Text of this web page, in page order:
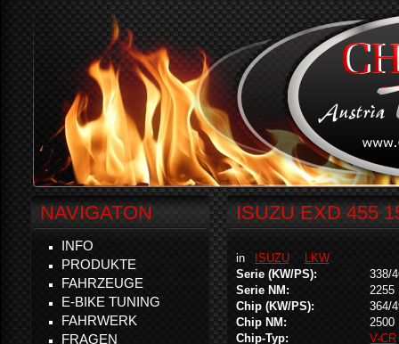
ISUZU EXD 455
in ISUZU
LKW
Serie (KW/PS):
338/
Serie NM:
2255
Chip (KW/PS):
364/
Chip NM:
2500
Chip-Typ:
V-CR
NAVIGATON
INFO
PRODUKTE
FAHRZEUGE
E-BIKE TUNING
FAHRWERK
FRAGEN